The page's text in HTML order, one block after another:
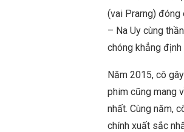
(vai Prarng) đóng
– Na Uy cùng
chóng khẳng
Năm 2015, cô
phim cũng mang
nhất. Cùng năm,
chính xuất sắc